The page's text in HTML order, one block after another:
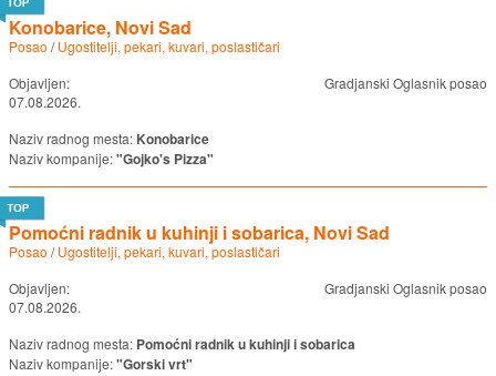
Konobarice, Novi Sad
Posao /Ugostitelji, pekari, kuvari, poslastičari
Gradjanski Oglasnik posao
Objavljen:
07.08.2026.
Naziv radnog mesta: Konobarice
Naziv kompanije:"Gojko's Pizza"
Pomoćni radnik u kuhinji i sobarica, Novi Sad
Posao /Ugostitelji, pekari, kuvari, poslastičari
Gradjanski Oglasnik posao
Objavljen:
07.08.2026.
Naziv radnog mesta: Pomoćni radnik u kuhinji i sobarica
Naziv kompanije:"Gorski vrt"